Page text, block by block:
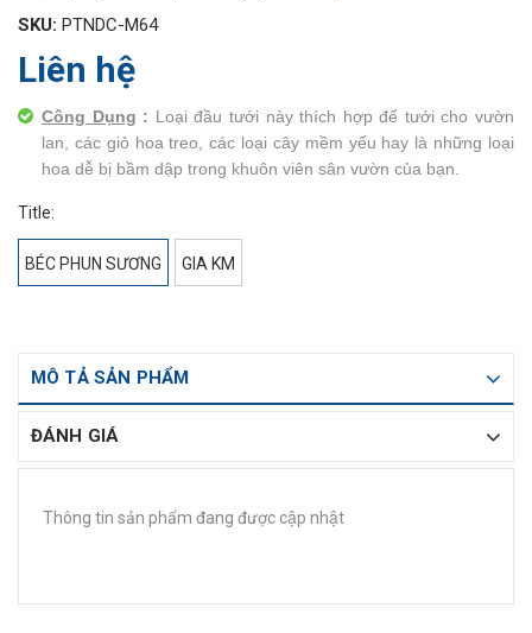
SKU: PTNDC-M64
Liên hệ
Công Dụng : Loại đầu tưới này thích hợp để tưới cho vườn
lan, các giỏ hoa treo, các loại cây mềm yếu hay là những loại
hoa dễ bị bầm dập trong khuôn viên sân vườn của bạn.
Title:
BÉC PHUN SƯƠNG GIA KM
MÔ TẢ SẢN PHẨM
ĐÁNH GIÁ
Thông tin sản phẩm đang được cập nhật